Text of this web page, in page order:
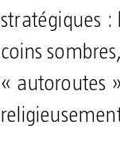
stratégiques :
coins
« autoroutes